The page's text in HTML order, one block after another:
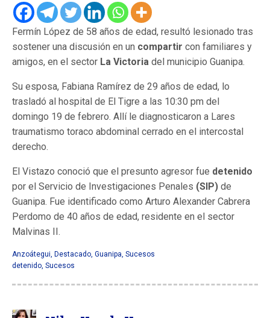
Fermín López de 58 años de edad, resultó lesionado tras
sostener una discusión en un compartir con familiares y
amigos, en el sector La Victoria del municipio Guanipa.
Su esposa, Fabiana Ramírez de 29 años de edad, lo
trasladó al hospital de El Tigre a las 10:30 pm del
domingo 19 de febrero. Allí le diagnosticaron a Lares
traumatismo toraco abdominal cerrado en el intercostal
derecho.
El Vistazo conoció que el presunto agresor fue detenido
por el Servicio de Investigaciones Penales (SIP) de
Guanipa. Fue identificado como Arturo Alexander Cabrera
Perdomo de 40 años de edad, residente en el sector
Malvinas II.
Anzoátegui, Destacado, Guanipa, Sucesos
detenido, Sucesos